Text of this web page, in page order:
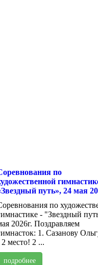
по
путь», 24 мая
по
- "Звездный
2026г. Поздравляем
1. Сазанову
2 место! 2 ...
подробнее